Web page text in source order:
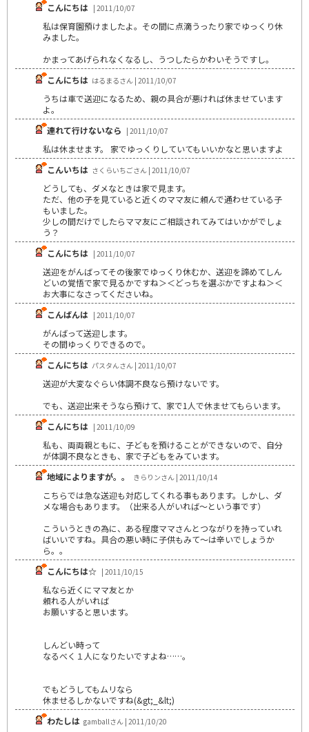
こんにちは | 2011/10/07
私は保育園預けましたよ。その間に点滴うったり家でゆっくり休
みました。
かまってあげられなくなるし、うつしたらかわいそうですし。
こんにちは はるまるさん | 2011/10/07
うちは車で送迎になるため、親の具合が悪ければ休ませています
よ。
連れて行けないなら | 2011/10/07
私は休ませます。 家でゆっくりしていてもいいかなと思いますよ
こんいちは さくらいちごさん | 2011/10/07
どうしても、ダメなときは家で見ます。
ただ、他の子を見ていると近くのママ友に頼んで通わせている子
もいました。
少しの間だけでしたらママ友にご相談されてみてはいかがでしょ
う？
こんにちは | 2011/10/07
送迎をがんばってその後家でゆっくり休むか、送迎を諦めてしん
どいの覚悟で家で見るかですね＞＜どっちを選ぶかですよね＞＜
お大事になさってくださいね。
こんばんは | 2011/10/07
がんばって送迎します。
その間ゆっくりできるので。
こんにちは パスタんさん | 2011/10/07
送迎が大変なぐらい体調不良なら預けないです。
でも、送迎出来そうなら預けて、家で1人で休ませてもらいます。
こんにちは | 2011/10/09
私も、両両親ともに、子どもを預けることができないので、自分
が体調不良なときも、家で子どもをみています。
地域によりますが。。
きらりンさん | 2011/10/14
こちらでは急な送迎も対応してくれる事もあります。しかし、ダ
メな場合もあります。（出来る人がいれば～という事です）
こういうときの為に、ある程度ママさんとつながりを持っていれ
ばいいですね。具合の悪い時に子供もみて～は辛いでしょうか
ら。。
こんにちは☆ | 2011/10/15
私なら近くにママ友とか
頼れる人がいれば
お願いすると思います。
しんどい時って
なるべく１人になりたいですよね……。
でもどうしてもムリなら
休ませるしかないですね(&gt;_&lt;)
わたしは gamballさん | 2011/10/20